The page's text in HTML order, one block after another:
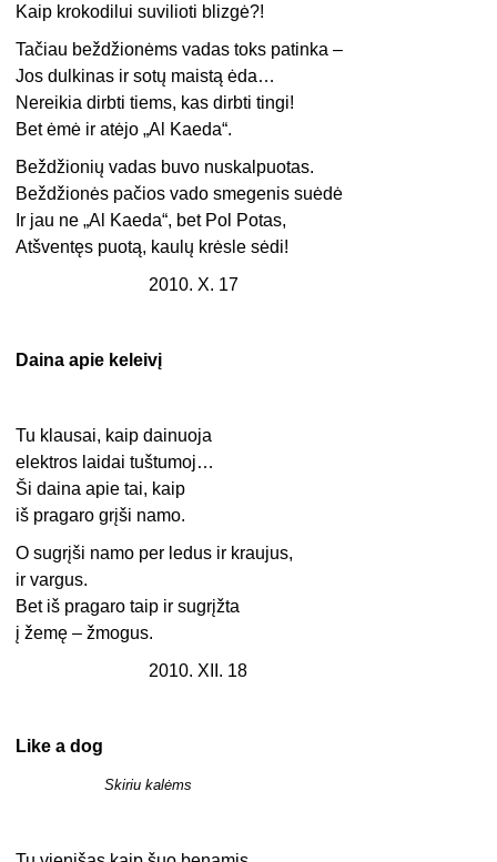
Kaip krokodilui suvilioti blizgė?!
Tačiau beždžionėms vadas toks patinka –
Jos dulkinas ir sotų maistą ėda…
Nereikia dirbti tiems, kas dirbti tingi!
Bet ėmė ir atėjo „Al Kaeda“.
Beždžionių vadas buvo nuskalpuotas.
Beždžionės pačios vado smegenis suėdė
Ir jau ne „Al Kaeda“, bet Pol Potas,
Atšventęs puotą, kaulų krėsle sėdi!
2010. X. 17
Daina apie keleivį
Tu klausai, kaip dainuoja
elektros laidai tuštumoj…
Ši daina apie tai, kaip
iš pragaro grįši namo.
O sugrįši namo per ledus ir kraujus,
ir vargus.
Bet iš pragaro taip ir sugrįžta
į žemę – žmogus.
2010. XII. 18
Like a dog
Skiriu kalėms